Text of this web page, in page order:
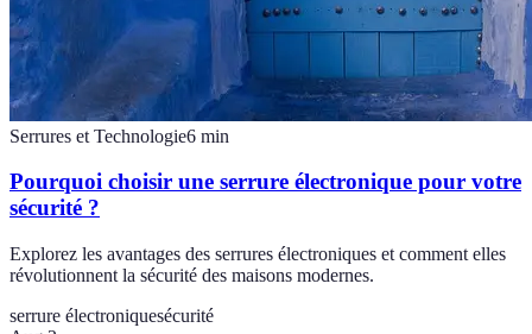
Serrures et Technologie6 min
Pourquoi choisir une serrure électronique pour votre
sécurité ?
Explorez les avantages des serrures électroniques et comment elles
révolutionnent la sécurité des maisons modernes.
serrure électroniquesécurité